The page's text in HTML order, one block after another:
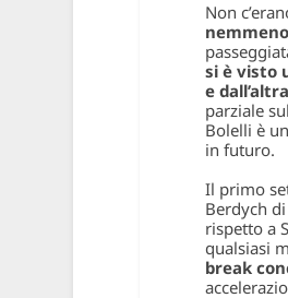
Non
si è visto
e dall’altra
parziale
Bolelli è
in futuro.
Il primo
Berdych
rispetto a
qualsiasi
break